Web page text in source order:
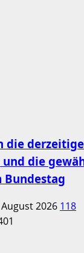
die derzeitige
die
2026 118